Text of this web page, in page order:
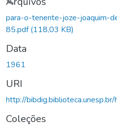
Carregando...
para-o-tenente-joze-joaquim-
85.pdf(118,03 KB)
Data
1961
URI
http://
Coleções